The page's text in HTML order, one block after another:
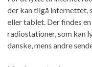
der kan tilgå internettet,
eller tablet. Der findes
radiostationer, som kan
danske, mens andre